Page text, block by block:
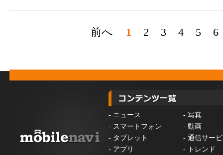
前へ 1 2 3 4 5 6
- ニュース - 写真
- スマートフォン - 動画
- タブレット - 通信サー
- アプリ -
トレンド